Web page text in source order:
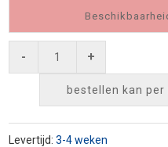
- +
bestellen kan per
Levertijd: 3-4 weken